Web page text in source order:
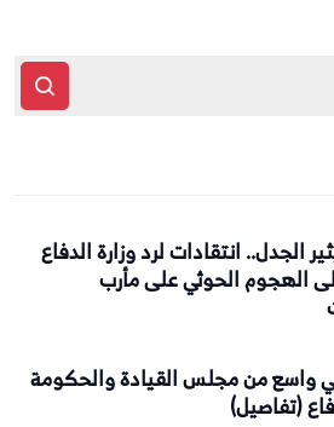
الجدل.. انتقادات لرد وزارة الدفاع
الهجوم الحوثي على مأرب
واسع من مجلس القيادة والحكومة
(تفاصيل)